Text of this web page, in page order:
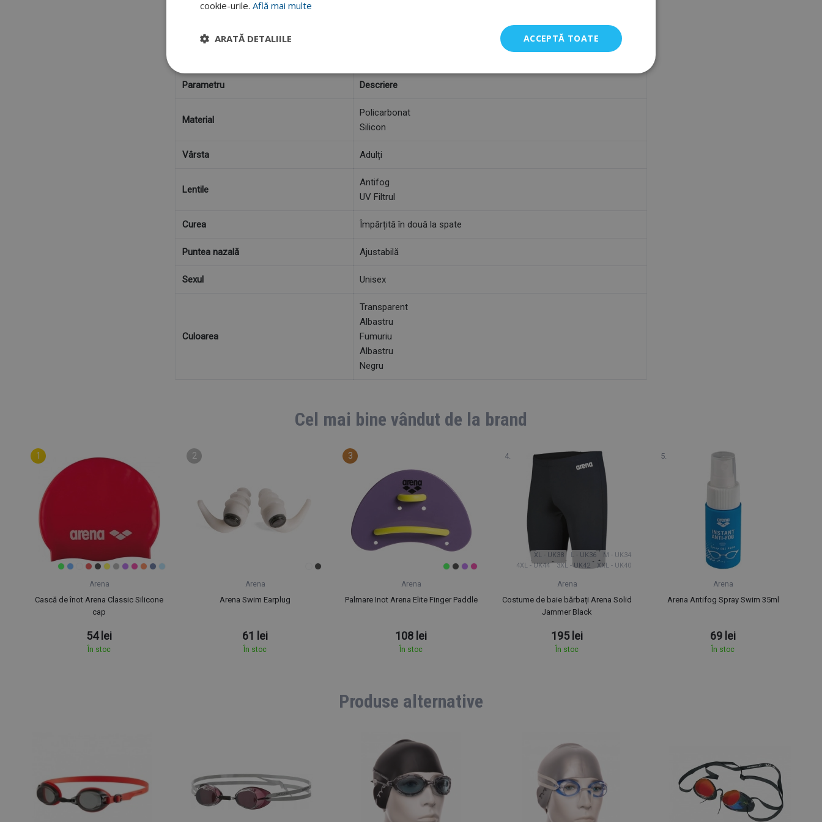
Aceasta va asigura distanța adecvată dintre lentile în funcție de necesitate.
Parametru Descriere
Material
Policarbonat
Silicon
Vârsta Adulți
Lentile
Antifog
UV Filtrul
Curea Împărțită în două la spate
Puntea nazală Ajustabilă
Sexul Unisex
Culoarea
Transparent
Albastru
Fumuriu
Albastru
Negru
Cel mai bine vândut de la brand
Arena
Cască de înot Arena Classic Silicone
cap
54 lei
În stoc
Arena
Arena Swim Earplug
61 lei
În stoc
Arena
Palmare Inot Arena Elite Finger Paddle
108 lei
În stoc
4XL - UK44 3XL - UK42 XXL - UK40
XL - UK38 L - UK36 M - UK34
Arena
Costume de baie bărbați Arena Solid
Jammer Black
195 lei
În stoc
Arena
Arena Antifog Spray Swim 35ml
69 lei
În stoc
Produse alternative
cookie-urile. Află mai multe
ACCEPTĂ TOATE
ARATĂ DETALIILE